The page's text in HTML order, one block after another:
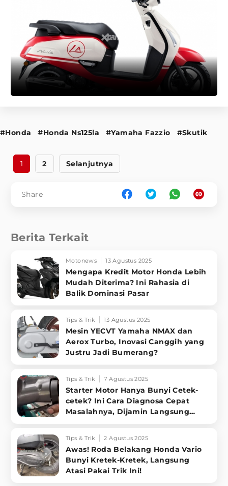
#Honda #Honda Ns125la #Yamaha Fazzio #Skutik
1 2 Selanjutnya
Share
Berita Terkait
Motonews 13 Agustus 2025
Mengapa Kredit Motor Honda Lebih
Mudah Diterima? Ini Rahasia di
Balik Dominasi Pasar
Tips & Trik 13 Agustus 2025
Mesin YECVT Yamaha NMAX dan
Aerox Turbo, Inovasi Canggih yang
Justru Jadi Bumerang?
Tips & Trik 7 Agustus 2025
Starter Motor Hanya Bunyi Cetek-
cetek? Ini Cara Diagnosa Cepat
Masalahnya, Dijamin Langsung
Tips & Trik 2 Agustus 2025
Awas! Roda Belakang Honda Vario
Bunyi Kretek-Kretek, Langsung
Atasi Pakai Trik Ini!